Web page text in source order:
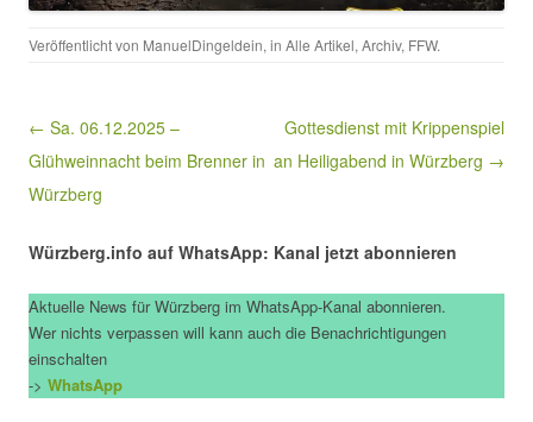
Veröffentlicht von ManuelDingeldein, in Alle Artikel, Archiv, FFW.
Beitragsnavigation
← Sa. 06.12.2025 –
Glühweinnacht beim Brenner in
Würzberg
Gottesdienst mit Krippenspiel
an Heiligabend in Würzberg →
Würzberg.info auf WhatsApp: Kanal jetzt abonnieren
Aktuelle News für Würzberg im WhatsApp-Kanal abonnieren.
Wer nichts verpassen will kann auch die Benachrichtigungen
einschalten
-> WhatsApp